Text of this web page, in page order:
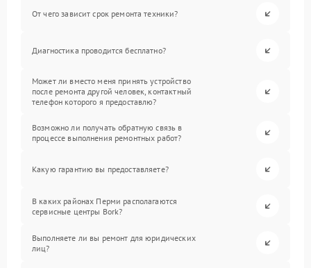
От чего зависит срок ремонта техники?
Диагностика проводится бесплатно?
Может ли вместо меня принять устройство
после ремонта другой человек, контактный
телефон которого я предоставлю?
Возможно ли получать обратную связь в
процессе выполнения ремонтных работ?
Какую гарантию вы предоставляете?
В каких районах Перми располагаются
сервисные центры Bork?
Выполняете ли вы ремонт для юридических
лиц?